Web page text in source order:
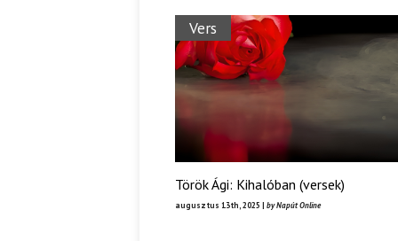
Vers
Török Ági: Kihalóban (versek)
augusztus 13th, 2025 | by Napút Online